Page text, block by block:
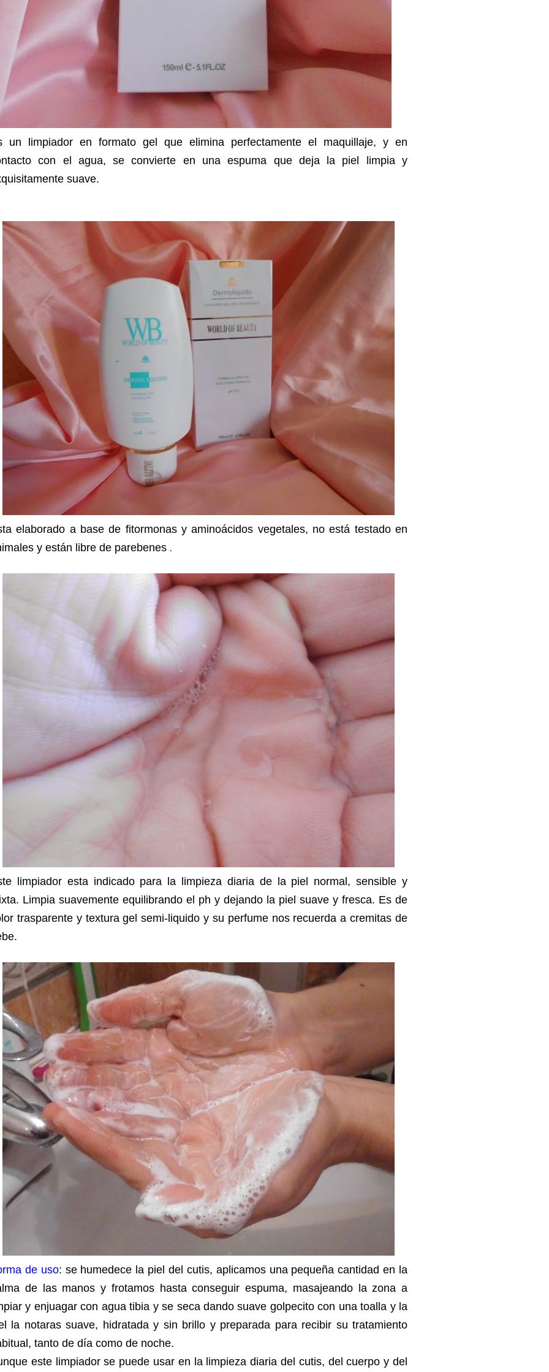
un limpiador en formato gel que elimina perfectamente el maquillaje, y en
con el agua, se convierte en una espuma que deja la piel limpia y
suave.
elaborado a base de fitormonas y aminoácidos vegetales, no está testado en
y están libre de parebenes .
limpiador esta indicado para la limpieza diaria de la piel normal, sensible y
Limpia suavemente equilibrando el ph y dejando la piel suave y fresca. Es de
trasparente y textura gel semi-liquido y su perfume nos recuerda a cremitas de
de uso: se humedece la piel del cutis, aplicamos una pequeña cantidad en la
de las manos y frotamos hasta conseguir espuma, masajeando la zona a
y enjuagar con agua tibia y se seca dando suave golpecito con una toalla y la
la notaras suave, hidratada y sin brillo y preparada para recibir su tratamiento
tanto de día como de noche.
este limpiador se puede usar en la limpieza diaria del cutis, del cuerpo y del